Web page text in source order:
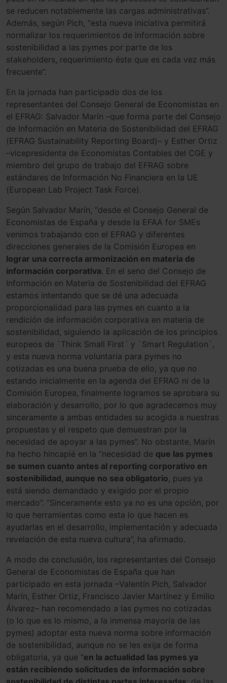
se reducen notablemente las cargas administrativas”.
Además, según Pich, “esta nueva iniciativa permitirá
normalizar los requerimientos de información sobre
sostenibilidad a las pymes por parte de los
stakeholders, requerimiento éste que es cada vez más
frecuente”.
En la jornada han participado dos de los
representantes del Consejo General de Economistas en
el EFRAG: Salvador Marín –que forma parte del Consejo
de Información en Materia de Sostenibilidad del EFRAG
(EFRAG Sustainability Reporting Board)– y Esther Ortiz
–vicepresidenta de Economistas Contables del CGE y
miembro del grupo de trabajo del EFRAG sobre
estándares de Información No Financiera en la UE
(European Lab Project Task Force).
Según Salvador Marín, “desde el Consejo General de
Economistas de España y desde la EFAA for SMEs
venimos trabajando con el EFRAG y diferentes
direcciones generales de la Comisión Europea en
lograr una correcta armonización en materia de
información corporativa. En el seno del Consejo de
Información en Materia de Sostenibilidad del EFRAG
estamos intentando que se dé una adecuada
proporcionalidad para las pymes en cuanto a la
rendición de información corporativa en materia de
sostenibilidad, siguiendo la aplicación de los principios
europeos de `Think Small First´ y `Smart Regulation´,
y esta nueva norma voluntaria para pymes no
cotizadas es una buena prueba de ello, ya que no
estando inicialmente en la agenda del EFRAG ni de la
Comisión Europea, finalmente logramos se aprobara su
elaboración y desarrollo, por lo que agradecemos muy
sinceramente a ambas entidades su acogida a nuestras
propuestas y el respeto que demuestran por la
necesidad de apoyar a las pymes”. No obstante, Marín
ha hecho hincapié en la “necesidad de que las pymes
se sumen cuanto antes al reporting corporativo en
sostenibilidad, aunque no sea obligatorio, pues ya
está siendo demandado y exigido por el propio
mercado”. “Sinceramente esto ya no es una opción, por
lo que herramientas como esta lo que hacen es
ayudarlas en el desarrollo, implementación y adecuada
revelación de esta nueva cultura”, ha afirmado.
A modo de conclusión, los representantes del Consejo
General de Economistas de España que han
participado en esta jornada –Valentín Pich, Salvador
Marín, Esther Ortiz, Francisco Javier Martínez y Emilio
Álvarez– han recomendado a las pymes no cotizadas
(o lo que es lo mismo, a la inmensa mayoría de las
pymes) adoptar esta nueva norma sobre información
de sostenibilidad, aunque no se les exija de forma
obligatoria, ya que “en la actualidad las pymes ya
están recibiendo solicitudes de información sobre